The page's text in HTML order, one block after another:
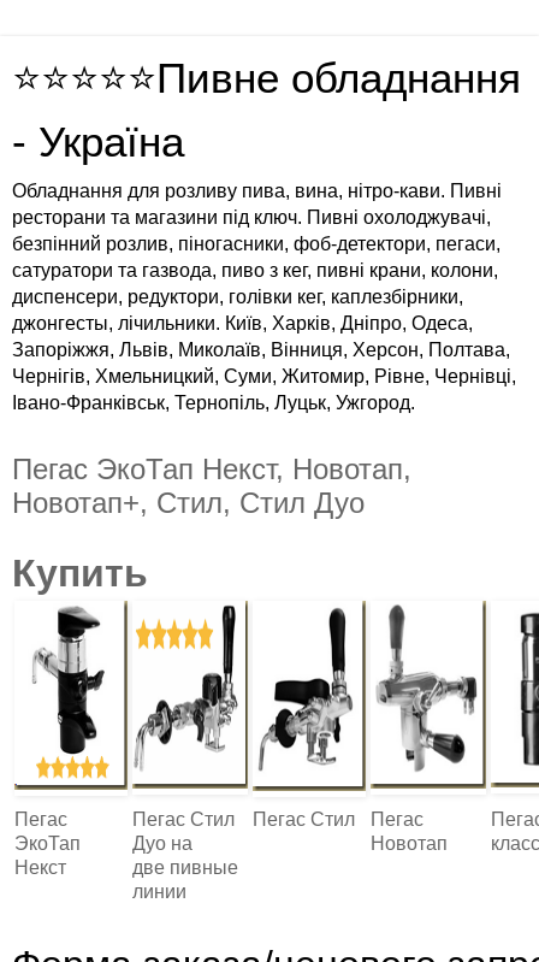
⭐⭐⭐⭐⭐Пивне обладнання
- Україна
Обладнання для розливу пива, вина, нітро-кави. Пивні
ресторани та магазини під ключ. Пивні охолоджувачі,
безпінний розлив, піногасники, фоб-детектори, пегаси,
сатуратори та газвода, пиво з кег, пивні крани, колони,
диспенсери, редуктори, голівки кег, каплезбірники,
джонгесты, лічильники. Київ, Харків, Дніпро, Одеса,
Запоріжжя, Львів, Миколаїв, Вінниця, Херсон, Полтава,
Чернігів, Хмельницкий, Суми, Житомир, Рівне, Чернівці,
Івано-Франківськ, Тернопіль, Луцьк, Ужгород.
Пегас ЭкоТап Некст, Новотап,
Новотап+, Стил, Стил Дуо
Купить
Пегас
ЭкоТап
Некст
Пегас Стил
Дуо на
две пивные
линии
Пегас Стил
Пегас
Новотап